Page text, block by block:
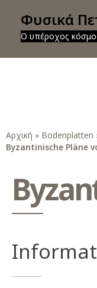
Φυσικά
Ο υπέροχος
Αρχική » Bodenplatten
Byzantinische Pläne